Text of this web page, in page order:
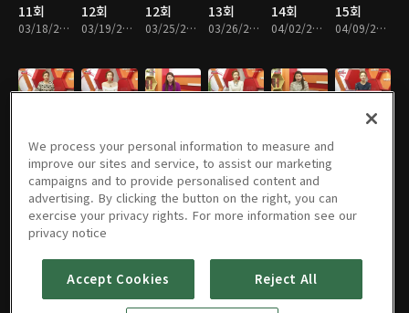
11회
03/18/2017 • 17분
12회
03/19/2017 • 20분
12회
03/25/2017 • 19분
13회
03/26/2017 • 20분
14회
04/02/2017 • 19분
15회
04/09/2017 • 19분
24회
06/25/2017 • 17분
25회 26회 27회 28회 29회
We process your personal information to measure and
improve our sites and service, to assist our marketing
campaigns and to provide personalised content and
advertising. By clicking the button on the right, you can
exercise your privacy rights. For more information see our
privacy notice
Accept Cookies Reject All